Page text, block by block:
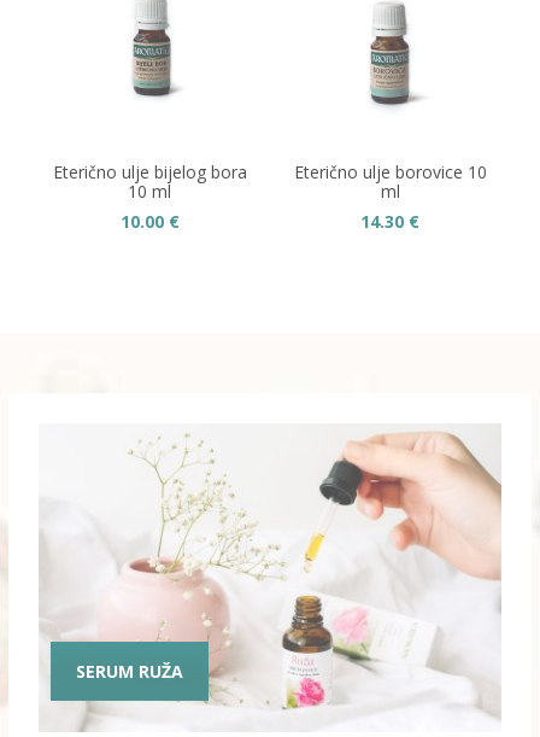
Eterično ulje bijelog bora
10 ml
10.00 €
Eterično ulje borovice 10
ml
14.30 €
SERUM RUŽA